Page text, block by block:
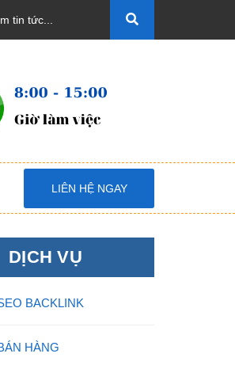
LIÊN HỆ NGAY
DỊCH VỤ
BACKLINK
HÀNG